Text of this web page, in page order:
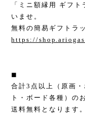
「ミニ額縁用 ギフ
いませ。
無料の簡易ギフトラ
https://
◼︎
合計3点以上（原画
ト・ボード各種）の
送料無料となります。